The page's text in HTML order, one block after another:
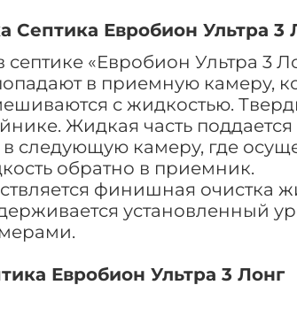
Септика Евробион Ультра 3
«Евробион Ультра 3
в приемную камеру,
с жидкостью.
Жидкая часть
следующую камеру, где
обратно в приемник.
финишная очистка
установленный
Евробион Ультра 3 Лонг